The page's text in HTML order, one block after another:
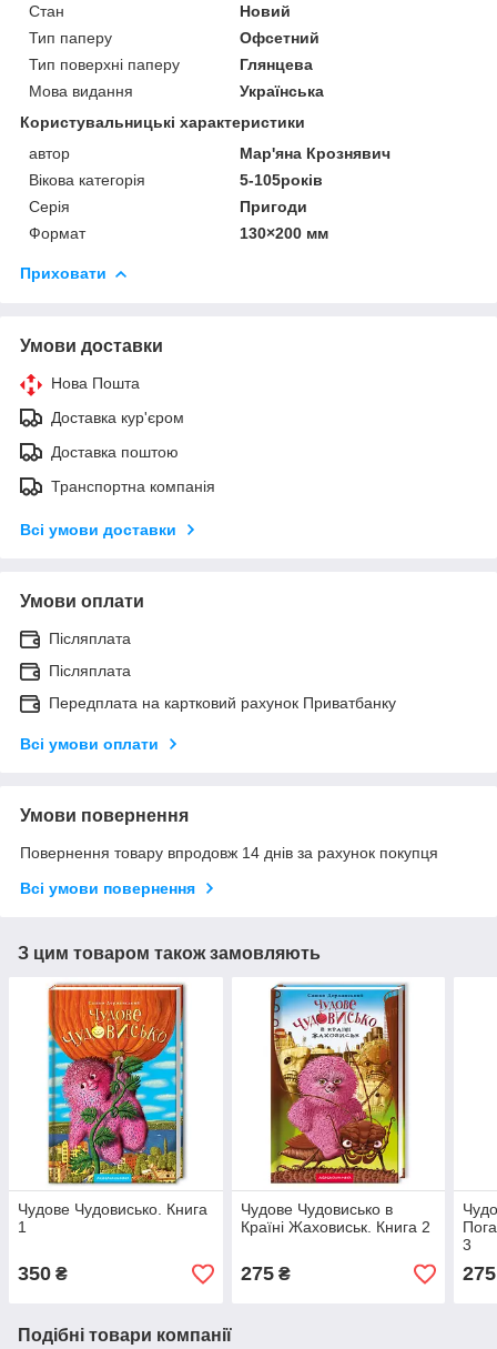
Стан
Новий
Тип паперу
Офсетний
Тип поверхні паперу
Глянцева
Мова видання
Українська
Користувальницькі характеристики
автор
Мар'яна Крознявич
Вікова категорія
5-105років
Серія
Пригоди
Формат
130×200 мм
Приховати
Умови доставки
Нова Пошта
Доставка кур'єром
Доставка поштою
Транспортна компанія
Всі умови доставки
Умови оплати
Післяплата
Післяплата
Передплата на картковий рахунок Приватбанку
Всі умови оплати
Умови повернення
Повернення товару впродовж 14 днів за рахунок покупця
Всі умови повернення
З цим товаром також замовляють
Чудове Чудовисько. Книга
1
350 ₴
Чудове Чудовисько в
Країні Жаховиськ. Книга 2
275₴
3
275
Подібні товари компанії